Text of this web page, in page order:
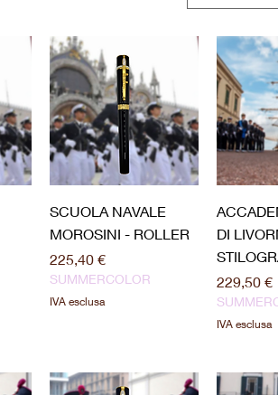
Vista rapida
SCUOLA NAVALE
MOROSINI - ROLLER
Prezzo
225,40 €
SUMMERCOLOR
IVA esclusa
DI
Prezzo
229,50 €
IVA esclusa